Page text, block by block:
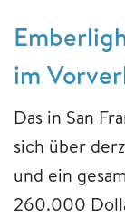
im
Das in San
sich über
und ein
260.000